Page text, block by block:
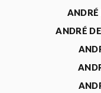
ANDRÉ
ANDRÉ